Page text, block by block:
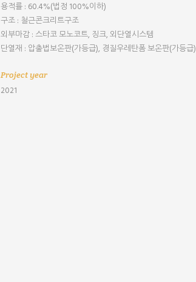
용적률 : 60.4%(법정 100%이하)
구조 : 철근콘크리트구조
외부마감 : 스타코 모노코트, 징크, 외단열시스템
단열재 : 압출법보온판(가등급), 경질우레탄폼 보온판(가등급)
Project year
2021